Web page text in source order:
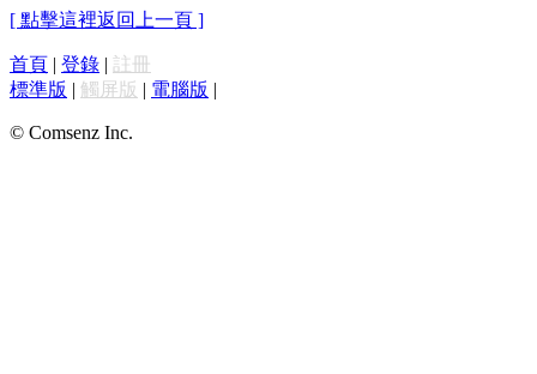
[ 點擊這裡返回上一頁 ]
首頁 | 登錄 | 註冊
標準版 | 觸屏版 | 電腦版 |
© Comsenz Inc.